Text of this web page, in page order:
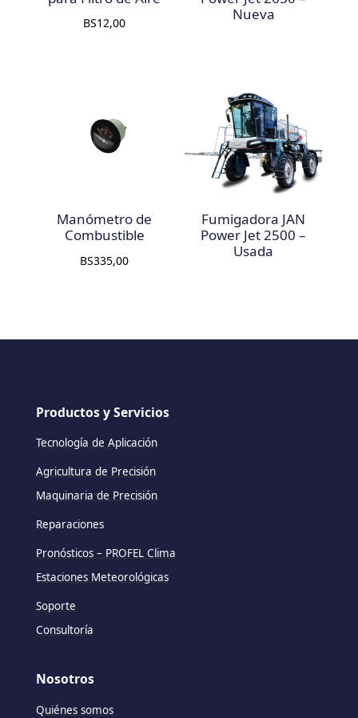
BS12,00
Nueva
Manómetro de
Combustible
BS335,00
Fumigadora JAN
Power Jet 2500 –
Usada
Productos y Servicios
Tecnología de Aplicación
Agricultura de Precisión
Maquinaria de Precisión
Reparaciones
Pronósticos – PROFEL Clima
Estaciones Meteorológicas
Soporte
Consultoría
Nosotros
Quiénes somos